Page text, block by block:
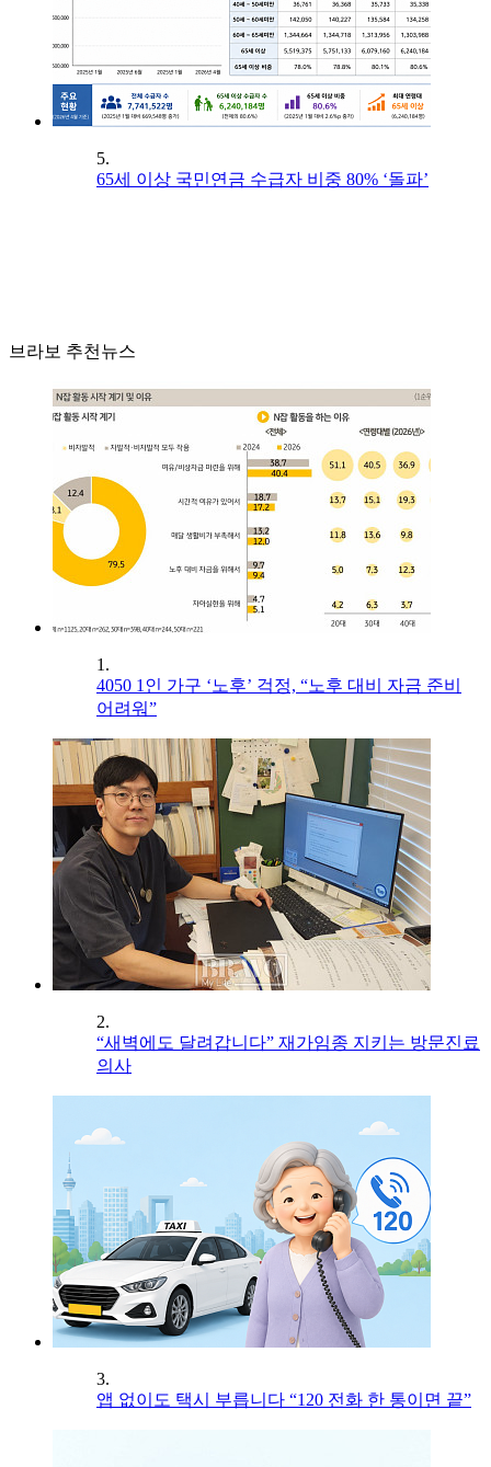
5.
65세 이상 국민연금 수급자 비중 80% ‘돌파’
브라보 추천뉴스
1.
4050 1인 가구 ‘노후’ 걱정, “노후 대비 자금 준비
어려워”
2.
“새벽에도 달려갑니다” 재가임종 지키는 방문진료
의사
3.
앱 없이도 택시 부릅니다 “120 전화 한 통이면 끝”